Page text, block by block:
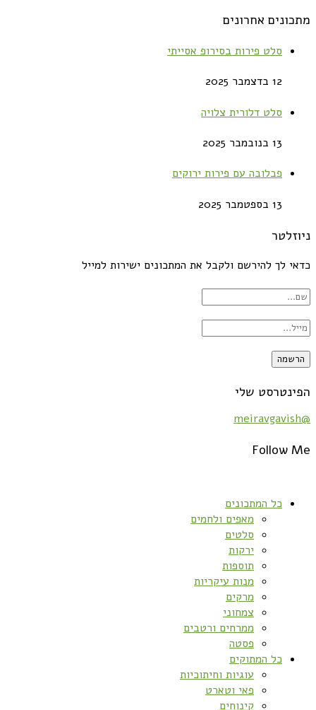
מתכונים אחרונים
סלט פירות בסירופ אסייתי
12 בדצמבר 2025
סלט דלורית צלויה
13 בנובמבר 2025
פבלובה עם פירות ירוקים
13 בספטמבר 2025
ניוזלטר
כדאי לך להירשם ולקבל את המתכונים ישירות למייל
הפינטרסט שלי
@meiravgavish
Follow Me
כל המתכונים
מאפים ולחמים
סלטים
ירקות
תוספות
מנות עיקריות
מרקים
צמחוני
ממרחים ורטבים
פסטה
כל המתוקים
עוגיות וחיתוכיות
פאי וטארט
קינוחים